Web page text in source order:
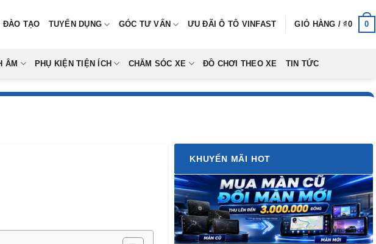
ĐÀO TẠO TUYỂN DỤNG GÓC TƯ VẤN ƯU ĐÃI Ô TÔ VINFAST GIỎ HÀNG /₫0 0
ÂM PHỤ KIỆN TIỆN ÍCH CHĂM SÓC XE ĐỒ CHƠI THEO XE TIN TỨC
KHUYẾN MÃI HOT